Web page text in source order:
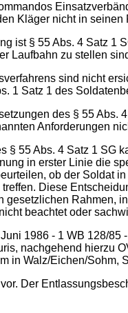
Kläger nicht in seinen
ist § 55 Abs. 4 Satz 1
Laufbahn zu stellen
sind nicht
1 Satz 1 des
des § 55 Abs.
Anforderungen
§ 55 Abs. 4 Satz 1 SG
in erster Linie die
ob der Soldat
Diese
gesetzlichen Rahmen,
beachtet oder
1986 - 1 WB 128/
nachgehend hierzu
in Walz/Eichen/Sohm,
Der